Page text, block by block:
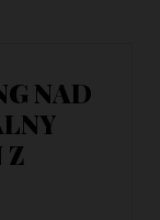
NAD
Z